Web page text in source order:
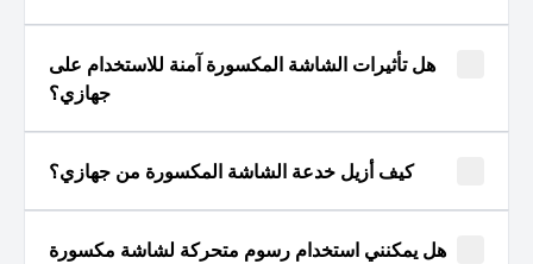
هل تأثيرات الشاشة المكسورة آمنة للاستخدام على
جهازي؟
كيف أزيل خدعة الشاشة المكسورة من جهازي؟
هل يمكنني استخدام رسوم متحركة لشاشة مكسورة